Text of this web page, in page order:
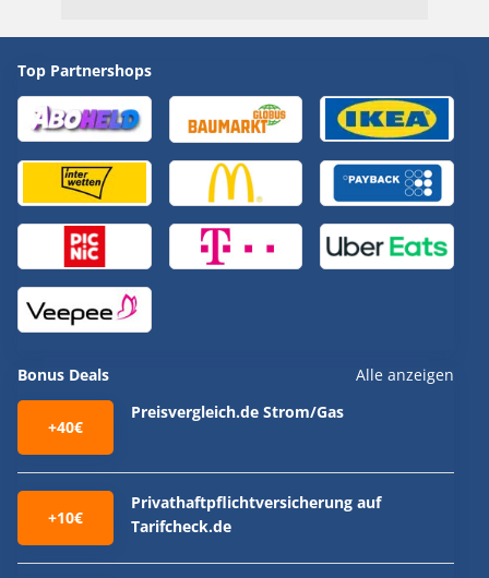
Top Partnershops
Bonus Deals Alle anzeigen
+40€
Preisvergleich.de Strom/Gas
+10€
Privathaftpflichtversicherung auf
Tarifcheck.de